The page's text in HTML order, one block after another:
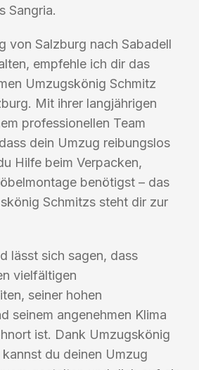
Sangria.
von Salzburg nach Sabadell
empfehle ich dir das
Umzugskönig Schmitz
Mit ihrer langjährigen
professionellen Team
dein Umzug reibungslos
Hilfe beim Verpacken,
benötigst – das
Schmitzs steht dir zur
lässt sich sagen, dass
vielfältigen
seiner hohen
seinem angenehmen Klima
ist. Dank Umzugskönig
du deinen Umzug